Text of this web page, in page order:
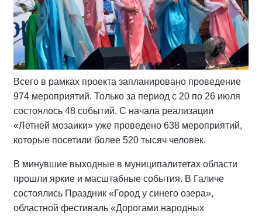
Всего в рамках проекта запланировано проведение
974 мероприятий. Только за период с 20 по 26 июля
состоялось 48 событий. С начала реализации
«Летней мозаики» уже проведено 638 мероприятий,
которые посетили более 520 тысяч человек.
В минувшие выходные в муниципалитетах области
прошли яркие и масштабные события. В Галиче
состоялись Праздник «Город у синего озера»,
областной фестиваль «Дорогами народных